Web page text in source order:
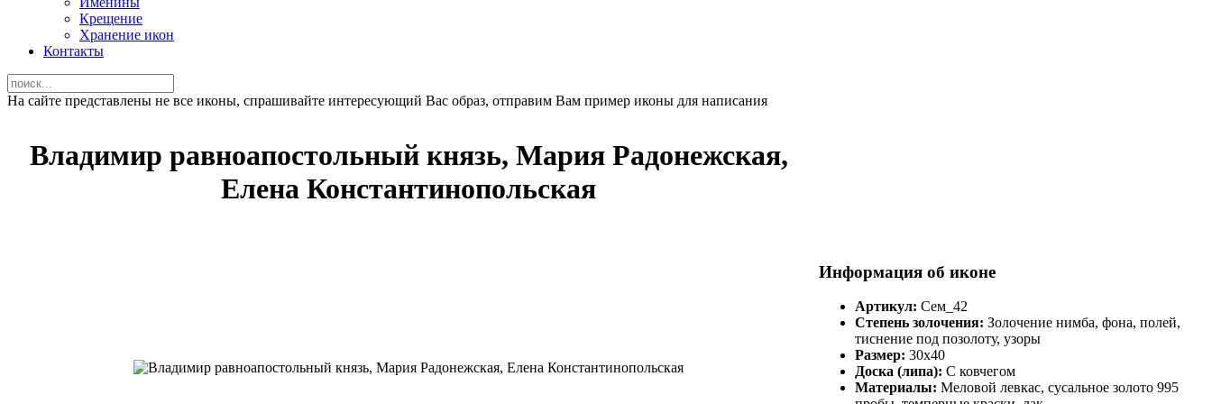
Крещение
Хранение икон
Контакты
На сайте представлены не все иконы, спрашивайте интересующий Вас образ, отправим Вам пример иконы для написания
Владимир равноапостольный князь, Мария Радонежская,
Елена Константинопольская
Информация об иконе
Артикул: Сем_42
Степень золочения: Золочение нимба, фона, полей,
тиснение под позолоту, узоры
Размер: 30х40
Доска (липа): С ковчегом
Материалы: Меловой левкас, сусальное золото 995